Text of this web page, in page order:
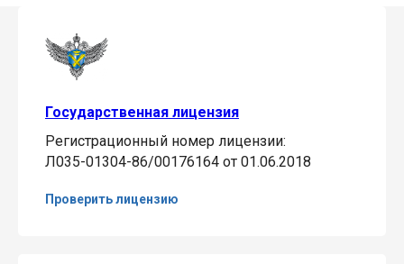
Государственная лицензия
Регистрационный номер лицензии:
Л035-01304-86/00176164 от 01.06.2018
Проверить лицензию